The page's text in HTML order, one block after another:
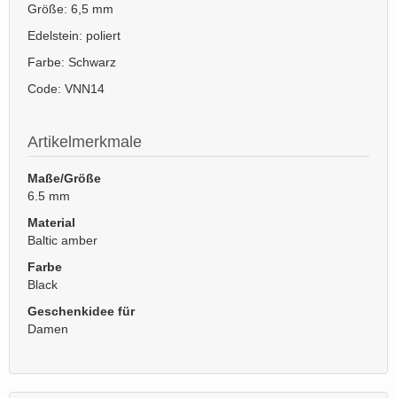
Größe: 6,5 mm
Edelstein: poliert
Farbe: Schwarz
Code: VNN14
Artikelmerkmale
Maße/Größe
6.5 mm
Material
Baltic amber
Farbe
Black
Geschenkidee für
Damen